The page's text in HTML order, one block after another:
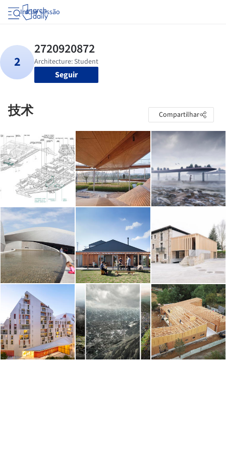
Iniciar sessão
Seguir
技术 Compartilhar